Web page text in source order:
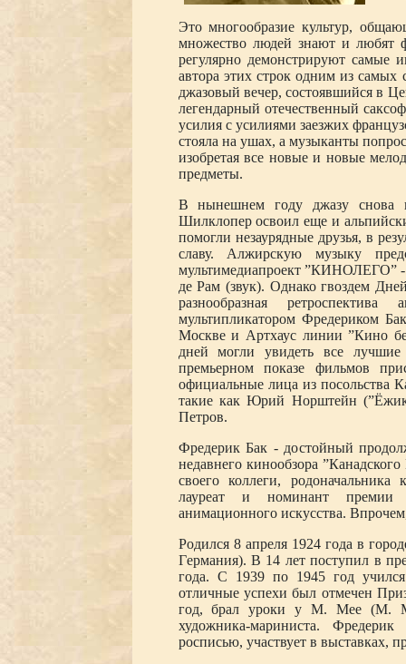
Это многообразие культур,
множество людей знают и любят
регулярно демонстрируют самые
автора этих строк одним из
джазовый вечер, состоявшийся в
легендарный отечественный
усилия с усилиями заезжих
стояла на ушах, а музыканты
изобретая все новые и новые
предметы.
В нынешнем году джазу снова
Шилклопер освоил еще и
помогли незаурядные друзья, в
славу. Алжирскую музыку
мультимедиапроект ”КИНОЛЕГО”
де Рам (звук). Однако гвоздем
разнообразная
мультипликатором Фредериком
Москве и Артхаус линии ”Кино
дней могли увидеть все
премьерном показе фильмов
официальные лица из посольства
такие как Юрий Норштейн
Петров.
Фредерик Бак - достойный
недавнего кинообзора
своего коллеги,
лауреат и номинант премии
анимационного искусства.
Родился 8 апреля 1924 года в
Гepмания). В 14 лет поступил в
года. С 1939 по 1945 год
отличные успехи был отмечен
год, брал уроки у М. Мее (M.
художника-мариниста.
росписью, участвует в выставках,